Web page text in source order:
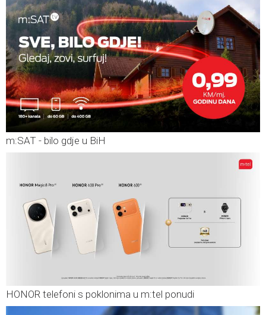
m:SAT - bilo gdje u BiH
HONOR telefoni s poklonima u m:tel ponudi